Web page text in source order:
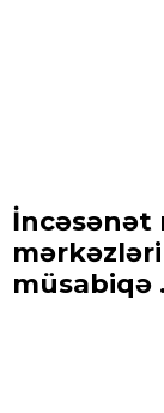
İncəsənət
müsabiqə